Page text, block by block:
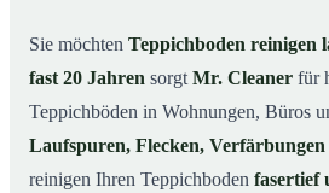
Kassel?
So funktioniert’s
Sie möchten Teppichboden reinigen
fast 20 Jahren sorgt Mr. Cleaner für
Teppichböden in Wohnungen, Büros
Laufspuren, Flecken, Verfärbungen
reinigen Ihren Teppichboden fasertief